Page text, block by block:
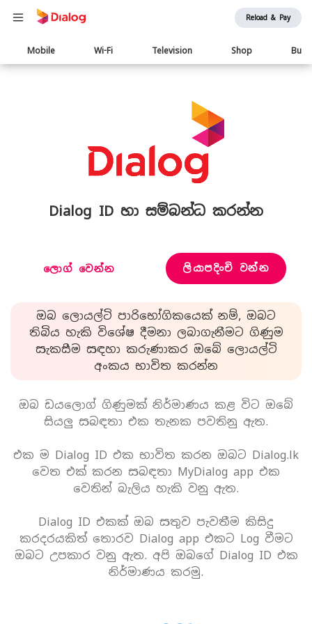
Reload & Pay
Main
navigation
Mobile Wi-Fi Television Shop
Dialog ID හා සම්බන්ධ කරන්න
ලොග් වෙන්න ලියාපදිංචි වන්න
ඔබ ලොයල්ටි පාරිභෝගිකයෙක් නම්, ඔබට
තිබිය හැකි විශේෂ දීමනා ලබාගැනීමට ගිණුම
සැකසීම සඳහා කරුණාකර ඔබේ ලොයල්ටි
අංකය භාවිත කරන්න
ඔබ ඩයලොග් ගිණුමක් නිර්මාණය කළ විට ඔබේ
සියලු සබඳතා එක තැනක පවතිනු ඇත.
එක ම Dialog ID එක භාවිත කරන ඔබට Dialog.lk
වෙත එක් කරන සබඳතා MyDialog app එක
වෙතින් බැලිය හැකි වනු ඇත.
Dialog ID එකක් ඔබ සතුව පැවතීම කිසිදු
කරදරයකිත් තොරව Dialog app එකට Log වීමට
ඔබට උපකාර වනු ඇත. අපි ඔබගේ Dialog ID එක
නිර්මාණය කරමු.